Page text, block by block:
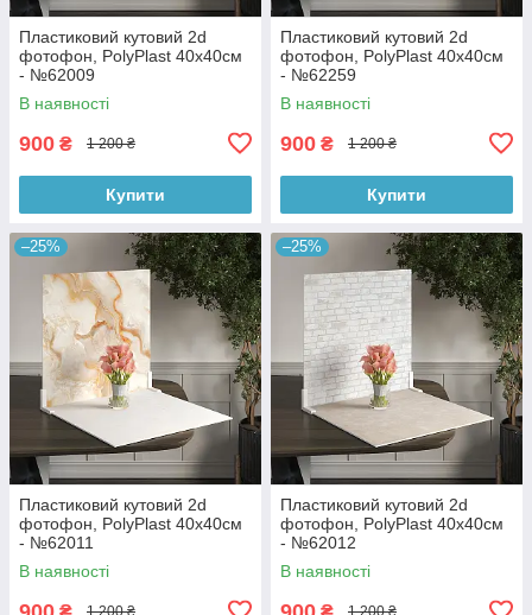
Пластиковий кутовий 2d
фотофон, PolyPlast 40x40см
- №62009
В наявності
900 ₴ 1 200 ₴
Купити
Пластиковий кутовий 2d
фотофон, PolyPlast 40x40см
- №62259
В наявності
900 ₴ 1 200 ₴
Купити
–25%
Пластиковий кутовий 2d
фотофон, PolyPlast 40x40см
- №62011
В наявності
–25%
Пластиковий кутовий 2d
фотофон, PolyPlast 40x40см
- №62012
В наявності